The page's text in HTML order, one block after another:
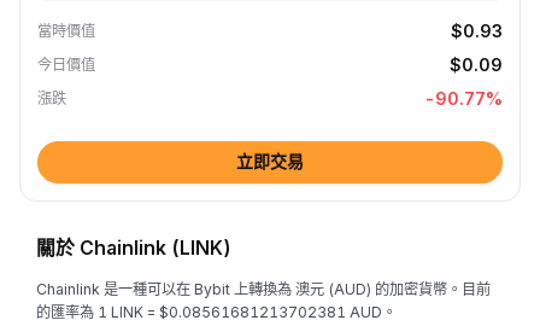
當時價值 $0.93
今日價值 $0.09
漲跌 -90.77%
立即交易
關於 Chainlink (LINK)
Chainlink 是一種可以在 Bybit 上轉換為 澳元 (AUD) 的加密貨幣。目前
的匯率為 1 LINK = $0.08561681213702381 AUD。